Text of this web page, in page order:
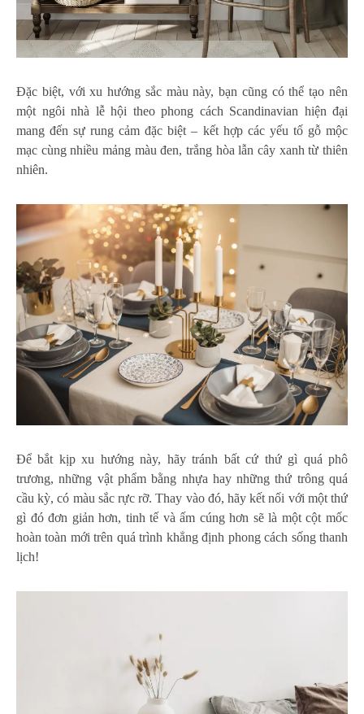
Đặc biệt, với xu hướng sắc màu này, bạn cũng có thể tạo nên
một ngôi nhà lễ hội theo phong cách Scandinavian hiện đại
mang đến sự rung cảm đặc biệt – kết hợp các yếu tố gỗ mộc
mạc cùng nhiều mảng màu đen, trắng hòa lẫn cây xanh từ thiên
nhiên.
Để bắt kịp xu hướng này, hãy tránh bất cứ thứ gì quá phô
trương, những vật phẩm bằng nhựa hay những thứ trông quá
cầu kỳ, có màu sắc rực rỡ. Thay vào đó, hãy kết nối với một thứ
gì đó đơn giản hơn, tinh tế và ấm cúng hơn sẽ là một cột mốc
hoàn toàn mới trên quá trình khẳng định phong cách sống thanh
lịch!